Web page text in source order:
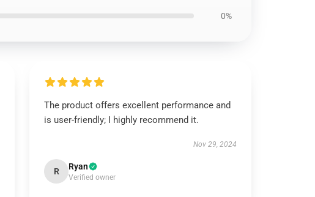
0%
The product offers excellent performance and
is user-friendly; I highly recommend it.
Nov 29, 2024
R Ryan
Verified owner